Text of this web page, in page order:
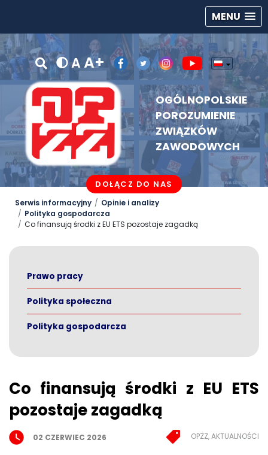
MENU
A A+
OGÓLNOPOLSKIE
POROZUMIENIE
ZWIĄZKÓW
ZAWODOWYCH
DOŁĄCZ DO NAS
Serwis informacyjny
Opinie i analizy
Polityka gospodarcza
Co finansują środki z EU ETS pozostaje zagadką
Prawo pracy
Polityka społeczna
Polityka gospodarcza
Co finansują środki z EU ETS
pozostaje zagadką
02 CZERWIEC 2026 OPZZ, AKTUALNOŚCI